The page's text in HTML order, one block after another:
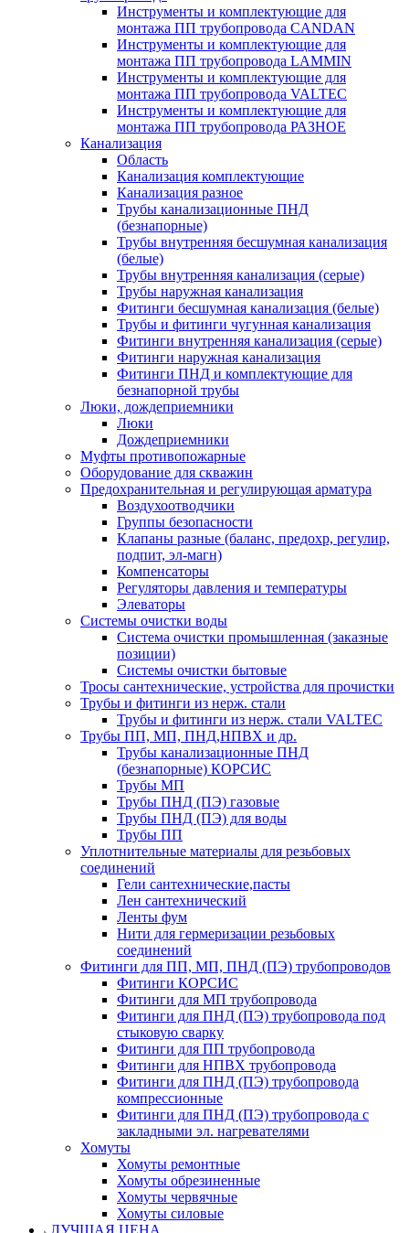
Инструменты и комплектующие для
монтажа ПП трубопровода CANDAN
Инструменты и комплектующие для
монтажа ПП трубопровода LAMMIN
Инструменты и комплектующие для
монтажа ПП трубопровода VALTEC
Инструменты и комплектующие для
монтажа ПП трубопровода РАЗНОЕ
Канализация
Область
Канализация комплектующие
Канализация разное
Трубы канализационные ПНД
(безнапорные)
Трубы внутренняя бесшумная канализация
(белые)
Трубы внутренняя канализация (серые)
Трубы наружная канализация
Фитинги бесшумная канализация (белые)
Трубы и фитинги чугунная канализация
Фитинги внутренняя канализация (серые)
Фитинги наружная канализация
Фитинги ПНД и комплектующие для
безнапорной трубы
Люки, дождеприемники
Люки
Дождеприемники
Муфты противопожарные
Оборудование для скважин
Предохранительная и регулирующая арматура
Воздухоотводчики
Группы безопасности
Клапаны разные (баланс, предохр, регулир,
подпит, эл-магн)
Компенсаторы
Регуляторы давления и температуры
Элеваторы
Системы очистки воды
Система очистки промышленная (заказные
позиции)
Системы очистки бытовые
Тросы сантехнические, устройства для прочистки
Трубы и фитинги из нерж. стали
Трубы и фитинги из нерж. стали VALTEC
Трубы ПП, МП, ПНД,НПВХ и др.
Трубы канализационные ПНД
(безнапорные) КОРСИС
Трубы МП
Трубы ПНД (ПЭ) газовые
Трубы ПНД (ПЭ) для воды
Трубы ПП
Уплотнительные материалы для резьбовых
соединений
Гели сантехнические,пасты
Лен сантехнический
Ленты фум
Нити для гермеризации резьбовых
соединений
Фитинги для ПП, МП, ПНД (ПЭ) трубопроводов
Фитинги КОРСИС
Фитинги для МП трубопровода
Фитинги для ПНД (ПЭ) трубопровода под
стыковую сварку
Фитинги для ПП трубопровода
Фитинги для НПВХ трубопровода
Фитинги для ПНД (ПЭ) трубопровода
компрессионные
Фитинги для ПНД (ПЭ) трубопровода с
закладными эл. нагревателями
Хомуты
Хомуты ремонтные
Хомуты обрезиненные
Хомуты червячные
Хомуты силовые
ЛУЧШАЯ ЦЕНА